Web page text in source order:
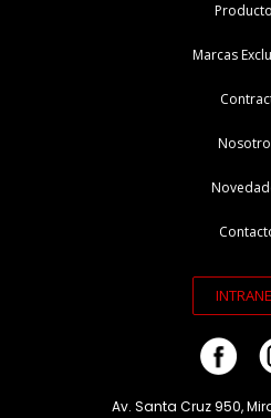
Marcas
Av. Santa Cruz 950,